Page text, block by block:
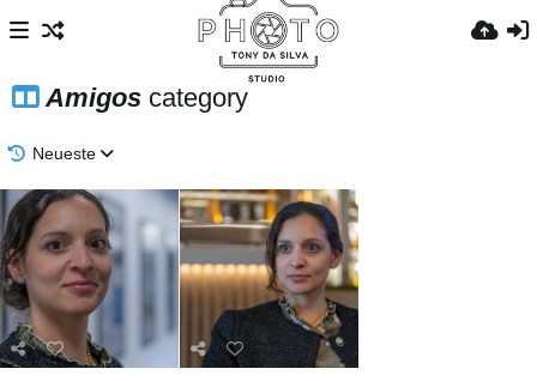
Amigos category
Neueste